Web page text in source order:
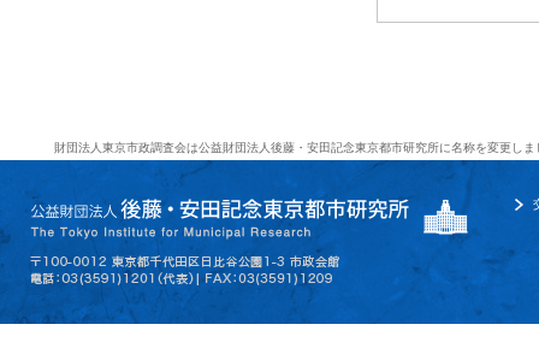
財団法人東京市政調査会は公益財団法人後藤・安田記念東京都市研究所に名称を変更しま